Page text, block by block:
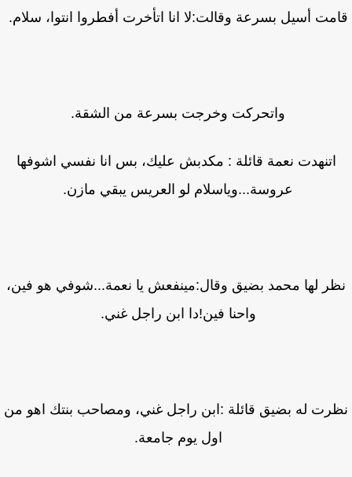
أسيل بسرعة وقالت:لا انا اتأخرت أفطروا انتوا، سلام.
واتحركت وخرجت بسرعة من الشقة.
اتنهدت نعمة قائلة : مكدبش عليك، بس انا نفسي اشوفها
عروسة...وياسلام لو العريس يبقي مازن.
لها محمد بضيق وقال:مينفعش يا نعمة...شوفي هو فين،
واحنا فين!دا ابن راجل غني.
له بضيق قائلة :ابن راجل غني، ومصاحب بنتك اهو من
اول يوم جامعة.